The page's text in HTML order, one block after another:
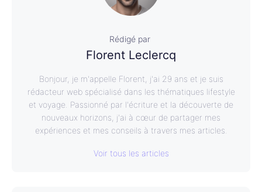
Rédigé par
Florent Leclercq
Bonjour, je m'appelle Florent, j'ai 29 ans et je suis
rédacteur web spécialisé dans les thématiques lifestyle
et voyage. Passionné par l'écriture et la découverte de
nouveaux horizons, j'ai à cœur de partager mes
expériences et mes conseils à travers mes articles.
Voir tous les articles